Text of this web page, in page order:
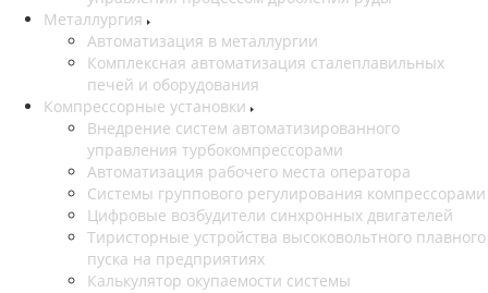
Металлургия
Автоматизация в металлургии
Комплексная автоматизация сталеплавильных
печей и оборудования
Компрессорные установки
Внедрение систем автоматизированного
управления турбокомпрессорами
Автоматизация рабочего места оператора
Системы группового регулирования компрессорами
Цифровые возбудители синхронных двигателей
Тиристорные устройства высоковольтного плавного
пуска на предприятиях
Калькулятор окупаемости системы